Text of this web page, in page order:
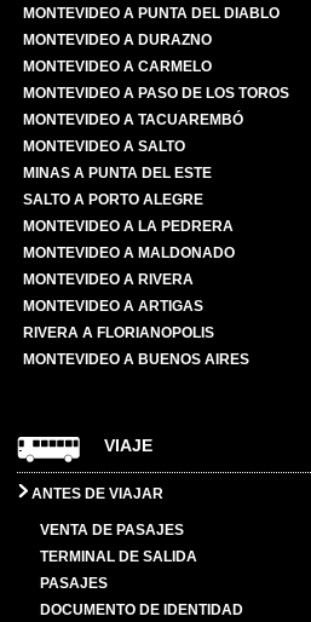
MONTEVIDEO A PUNTA DEL DIABLO
MONTEVIDEO A DURAZNO
MONTEVIDEO A CARMELO
MONTEVIDEO A PASO DE LOS TOROS
MONTEVIDEO A TACUAREMBÓ
MONTEVIDEO A SALTO
MINAS A PUNTA DEL ESTE
SALTO A PORTO ALEGRE
MONTEVIDEO A LA PEDRERA
MONTEVIDEO A MALDONADO
MONTEVIDEO A RIVERA
MONTEVIDEO A ARTIGAS
RIVERA A FLORIANOPOLIS
MONTEVIDEO A BUENOS AIRES
VIAJE
ANTES DE VIAJAR
VENTA DE PASAJES
TERMINAL DE SALIDA
PASAJES
DOCUMENTO DE IDENTIDAD